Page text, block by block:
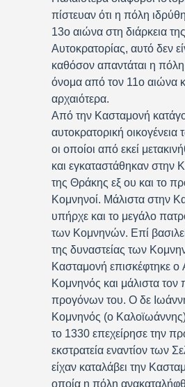
πίστευαν ότι η πόλη
13ο αιώνα στη διάρκεια
Αυτοκρατορίας, αυτό δεν
καθόσον απαντάται η πόλη
όνομα από τον 11ο αιώνα
αρχαιότερα.
Από την Κασταμονή
αυτοκρατορική
οι οποίοι από εκεί
και εγκαταστάθηκαν στην
της Θράκης εξ ου και το
Κομνηνοί. Μάλιστα στην
υπήρχε και το μεγάλο
των Κομνηνών. Επί
της δυναστείας των
Κασταμονή επισκέφτηκε ο
Κομνηνός και μάλιστα
προγόνων του. Ο δε
Κομνηνός (ο
το 1330 επεχείρησε την
εκστρατεία εναντίον των
είχαν καταλάβει την
οποία η πόλη